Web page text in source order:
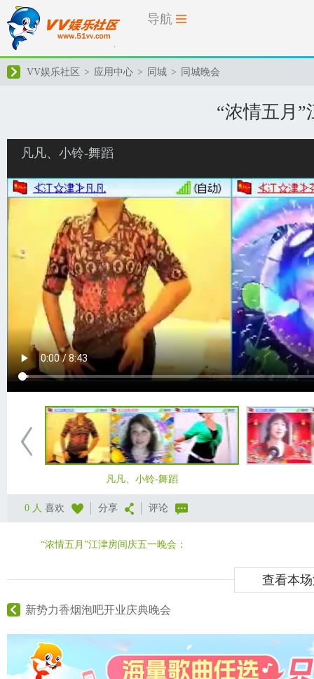
导航
VV娱乐社区 > 应用中心 > 同城 > 同城晚会
“浓情五月
凡凡、小铃-舞蹈
凡凡、小铃-舞蹈
0 人 喜欢 分享 评论
“浓情五月”江津房间庆五一晚会：
查看本
新势力香烟泡吧开业庆典晚会